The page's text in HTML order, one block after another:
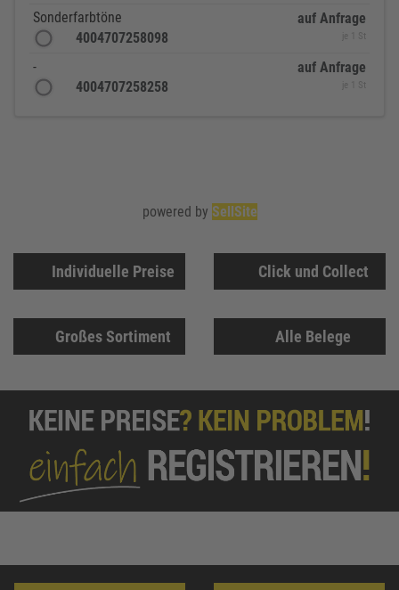
Sonderfarbtöne
4004707258098
auf Anfrage
je 1 St
-
4004707258258
auf Anfrage
je 1 St
Individuelle Preise Click und Collect
Großes Sortiment Alle Belege
powered by SellSite